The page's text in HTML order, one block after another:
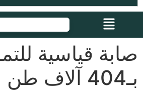
صابة قياسية
بـ404 آلاف طن